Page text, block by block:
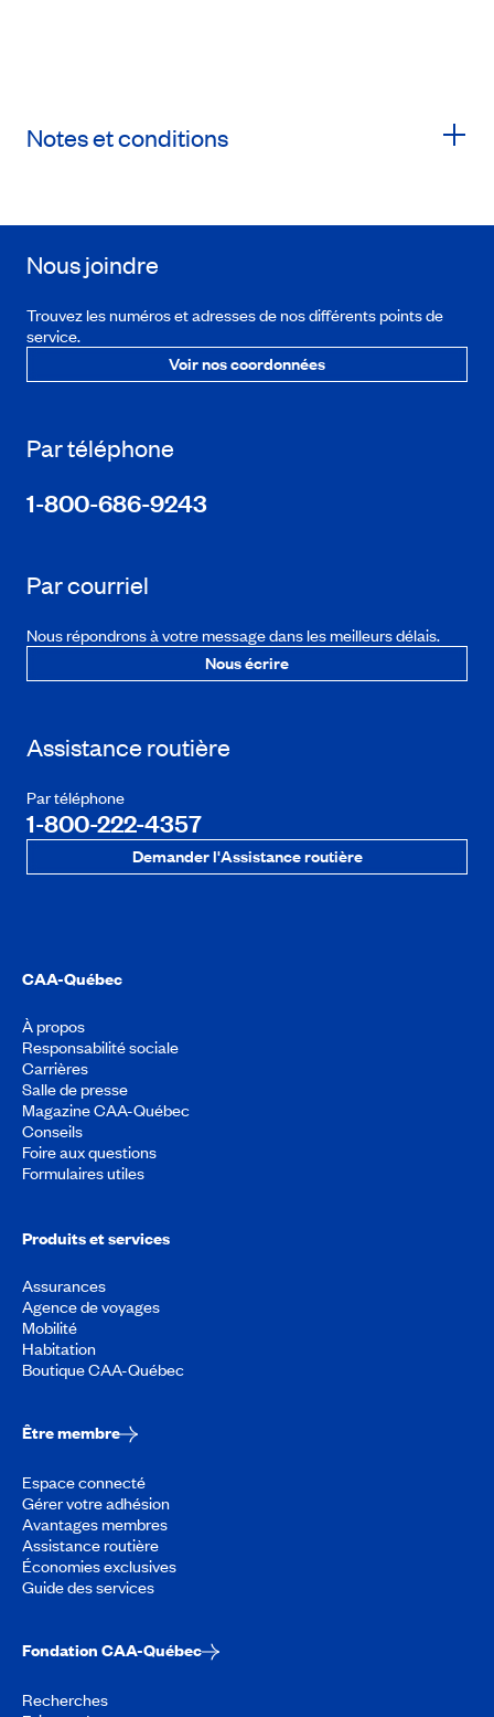
Notes et conditions
Nous joindre
Trouvez les numéros et adresses de nos différents points de
service.
Voir nos coordonnées
Par téléphone
1-800-686-9243
Par courriel
Nous répondrons à votre message dans les meilleurs délais.
Nous écrire
Assistance routière
Par téléphone
1-800-222-4357
Demander l'Assistance routière
CAA-Québec
À propos
Responsabilité sociale
Carrières
Salle de presse
Magazine CAA-Québec
Conseils
Foire aux questions
Formulaires utiles
Produits et services
Assurances
Agence de voyages
Mobilité
Habitation
Boutique CAA-Québec
Être membre
Espace connecté
Gérer votre adhésion
Avantages membres
Assistance routière
Économies exclusives
Guide des services
Fondation CAA-Québec
Recherches